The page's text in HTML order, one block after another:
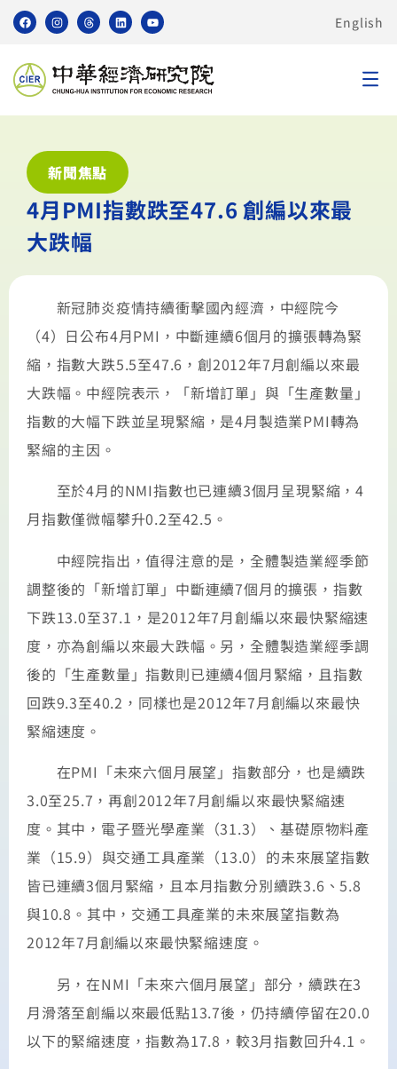
English
新聞焦點
4月PMI指數跌至47.6 創編以來最
大跌幅
新冠肺炎疫情持續衝擊國內經濟，中經院今
（4）日公布4月PMI，中斷連續6個月的擴張轉為緊
縮，指數大跌5.5至47.6，創2012年7月創編以來最
大跌幅。中經院表示，「新增訂單」與「生產數量」
指數的大幅下跌並呈現緊縮，是4月製造業PMI轉為
緊縮的主因。
至於4月的NMI指數也已連續3個月呈現緊縮，4
月指數僅微幅攀升0.2至42.5。
中經院指出，值得注意的是，全體製造業經季節
調整後的「新增訂單」中斷連續7個月的擴張，指數
下跌13.0至37.1，是2012年7月創編以來最快緊縮速
度，亦為創編以來最大跌幅。另，全體製造業經季調
後的「生產數量」指數則已連續4個月緊縮，且指數
回跌9.3至40.2，同樣也是2012年7月創編以來最快
緊縮速度。
在PMI「未來六個月展望」指數部分，也是續跌
3.0至25.7，再創2012年7月創編以來最快緊縮速
度。其中，電子暨光學產業（31.3）、基礎原物料產
業（15.9）與交通工具產業（13.0）的未來展望指數
皆已連續3個月緊縮，且本月指數分別續跌3.6、5.8
與10.8。其中，交通工具產業的未來展望指數為
2012年7月創編以來最快緊縮速度。
另，在NMI「未來六個月展望」部分，續跌在3
月滑落至創編以來最低點13.7後，仍持續停留在20.0
以下的緊縮速度，指數為17.8，較3月指數回升4.1。